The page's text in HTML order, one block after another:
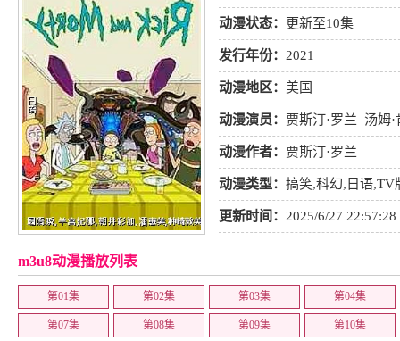
动漫状态： 更新至10集
发行年份： 2021
动漫地区： 美国
动漫演员： 贾斯汀·罗兰 汤姆·
尔 山姆·尼尔 保罗·吉亚玛提
动漫作者： 贾斯汀·罗兰
动漫类型： 搞笑,科幻, 日语,TV
更新时间： 2025/6/27 22:57:28
m3u8动漫播放列表
第01集 第02集 第03集 第04集
第07集 第08集 第09集 第10集